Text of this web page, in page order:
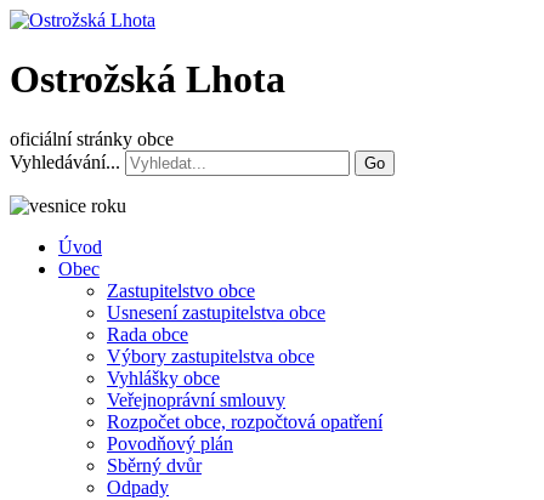
Ostrožská Lhota
oficiální stránky obce
Vyhledávání...
Go
Úvod
Obec
Zastupitelstvo obce
Usnesení zastupitelstva obce
Rada obce
Výbory zastupitelstva obce
Vyhlášky obce
Veřejnoprávní smlouvy
Rozpočet obce, rozpočtová opatření
Povodňový plán
Sběrný dvůr
Odpady